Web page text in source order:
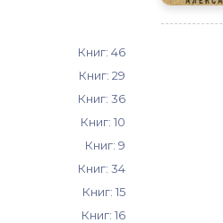
Книг: 46
Книг: 29
Книг: 36
Книг: 10
Книг: 9
Книг: 34
Книг: 15
Книг: 16